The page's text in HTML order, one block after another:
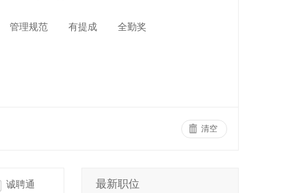
管理规范 有提成 全勤奖
清空
诚聘通 最新职位